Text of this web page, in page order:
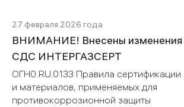
27 февраля 2026 года
ВНИМАНИЕ! Внесены изменения
СДС ИНТЕРГАЗСЕРТ
ОГН0.RU.0133 Правила
и материалов, применяемых для
противокоррозионной защиты